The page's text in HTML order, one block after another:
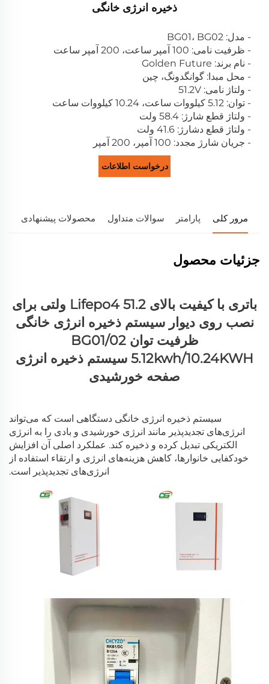
ذخیره انرژی خانگی
- مدل: BG01، BG02
- ظرفیت نامی: 100 آمپر ساعت، 200 آمپر ساعت
- نام برند: Golden Future
- محل مبدا: گوانگدونگ، چین
- ولتاژ نامی: 51.2V
- توان: 5.12 کیلووات ساعت، 10.24 کیلووات ساعت
- ولتاژ قطع شارژ: 58.4 ولت
- ولتاژ قطع دشارژ: 41.6 ولت
- جریان شارژ مجدد: 100 آمپر، 200 آمپر
درخواست اطلاعات
مرور کلی پارامتر سوالات متداول محصولات پیشنهادی
جزئیات محصول
باتری با کیفیت بالای Lifepo4 51.2 ولتی برای
نصب روی دیوار سیستم ذخیره انرژی خانگی
ظرفیت توان BG01/02
5.12kwh/10.24KWH سیستم ذخیره انرژی
صفحه خورشیدی
سیستم ذخیره انرژی خانگی دستگاهی است که می‌تواند
انرژی‌های تجدیدپذیر مانند انرژی خورشیدی و بادی را به انرژی
الکتریکی تبدیل کرده و ذخیره کند. عملکرد اصلی آن افزایش
خودکفایی خانوارها، کاهش هزینه‌های انرژی و ارتقاء استفاده از
انرژی‌های تجدیدپذیر است.